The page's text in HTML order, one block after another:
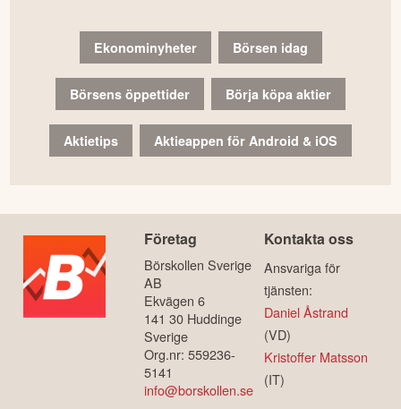
Ekonominyheter Börsen idag
Börsens öppettider Börja köpa aktier
Aktietips Aktieappen för Android & iOS
Företag
Börskollen Sverige
AB
Ekvägen 6
141 30 Huddinge
Sverige
Org.nr: 559236-
5141
info@borskollen.se
Kontakta oss
Ansvariga för
tjänsten:
Daniel Åstrand
(VD)
Kristoffer Matsson
(IT)